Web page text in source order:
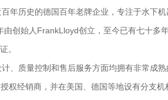
年历史的德国百年老牌企业，专注于水下机
创始人FrankLloyd创立，至今已有七十多
。
、质量控制和售后服务方面均拥有非常成
权经销商，并在美国、德国等地设有分支